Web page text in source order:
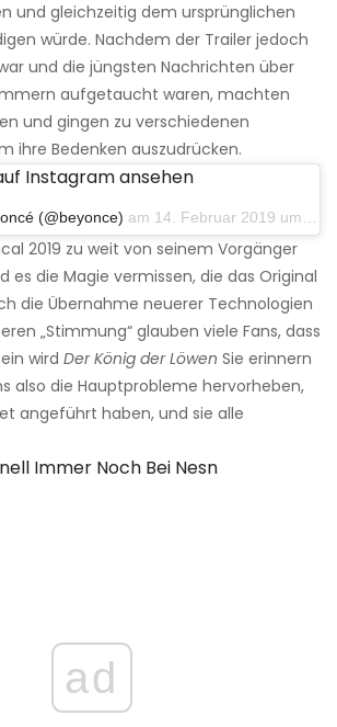
und gleichzeitig dem ursprünglichen
würde. Nachdem der Trailer jedoch
und die jüngsten Nachrichten über
aufgetaucht waren, machten
und gingen zu verschiedenen
ihre Bedenken auszudrücken.
Instagram ansehen
(@beyonce) am 14. Februar 2019 um 16:22 Uhr PST
2019 zu weit von seinem Vorgänger
es die Magie vermissen, die das Original
die Übernahme neuerer Technologien
„Stimmung“ glauben viele Fans, dass
wird Der König der Löwen Sie erinnern
also die Hauptprobleme hervorheben,
angeführt haben, und sie alle
Immer Noch Bei Nesn
ad